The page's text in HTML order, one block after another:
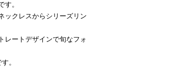
。
ックレスからシリーズリン
レートデザインで旬なフォ
。